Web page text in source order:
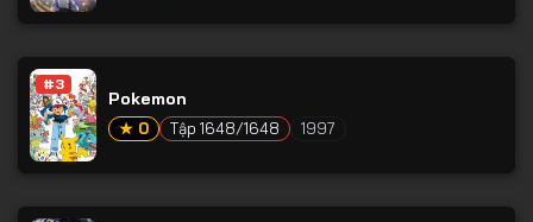
#3
Pokemon
★ 0 Tập 1648/1648 1997